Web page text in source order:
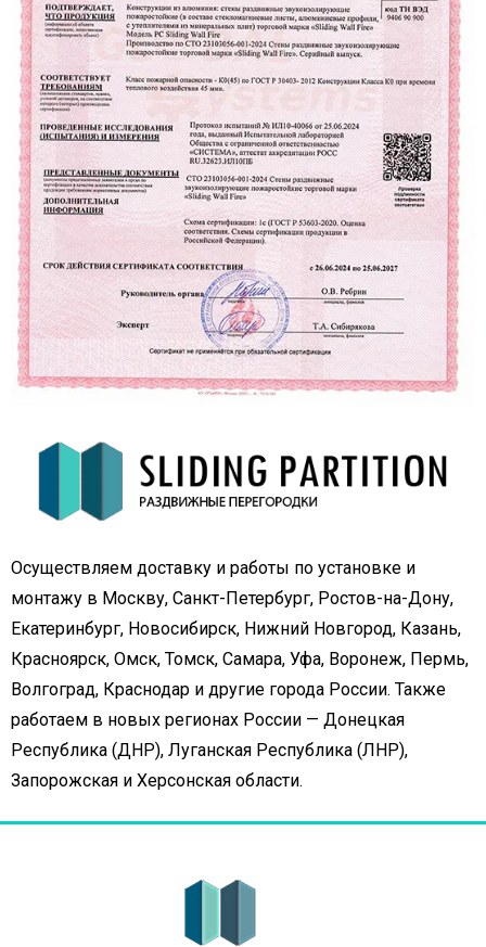
Осуществляем доставку и работы по установке и
монтажу в Москву, Санкт-Петербург, Ростов-на-Дону,
Екатеринбург, Новосибирск, Нижний Новгород, Казань,
Красноярск, Омск, Томск, Самара, Уфа, Воронеж, Пермь,
Волгоград, Краснодар и другие города России. Также
работаем в новых регионах России — Донецкая
Республика (ДНР), Луганская Республика (ЛНР),
Запорожская и Херсонская области.